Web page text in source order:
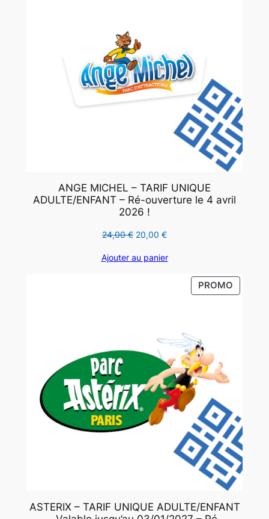
ANGE MICHEL – TARIF UNIQUE
ADULTE/ENFANT – Ré-ouverture le 4 avril
2026 !
24,00€ Le
initial
20,00 €Le
actuel
20,00 €.
Ajouter au panier
PROMO
EN
ASTERIX – TARIF UNIQUE ADULTE/ENFANT